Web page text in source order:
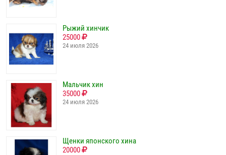
Рыжий хинчик
25000
24 июля 2026
Мальчик хин
35000
24 июля 2026
Щенки японского хина
20000